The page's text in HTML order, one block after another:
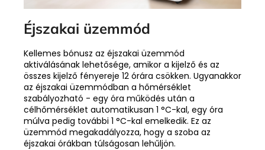
Éjszakai üzemmód
Kellemes bónusz az éjszakai üzemmód
aktiválásának lehetősége, amikor a kijelző és az
összes kijelző fényereje 12 órára csökken. Ugyanakkor
az éjszakai üzemmódban a hőmérséklet
szabályozható - egy óra működés után a
célhőmérséklet automatikusan 1 °C-kal, egy óra
múlva pedig további 1 °C-kal emelkedik. Ez az
üzemmód megakadályozza, hogy a szoba az
éjszakai órákban túlságosan lehűljön.